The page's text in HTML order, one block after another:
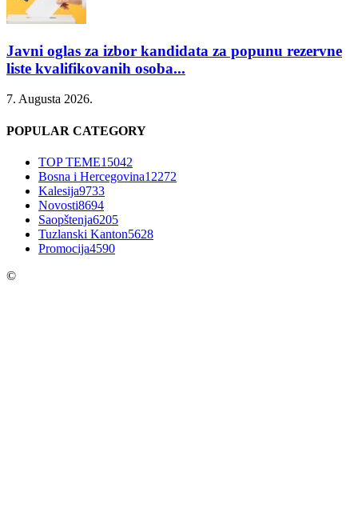
Javni oglas za izbor kandidata za popunu rezervne
liste kvalifikovanih osoba...
7. Augusta 2026.
POPULAR CATEGORY
TOP TEME15042
Bosna i Hercegovina12272
Kalesija9733
Novosti8694
Saopštenja6205
Tuzlanski Kanton5628
Promocija4590
©